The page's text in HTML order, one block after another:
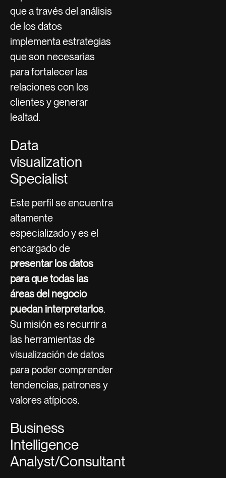
que a través del análisis
de los datos
implementa estrategias
que son necesarias
para fortalecer las
relaciones con los
clientes y generar
lealtad.
Data
visualization
Specialist
Este perfil se encuentra
altamente
especializado y es el
encargado de
presentar los datos
para que todas las
áreas del negocio
puedan interpretarlos.
Su misión es recurrir a
las herramientas de
visualización de datos
para poder comprender
tendencias, patrones y
valores atípicos.
Business
Intelligence
Analyst/Consultant